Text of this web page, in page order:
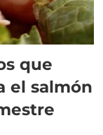
que
el salmón